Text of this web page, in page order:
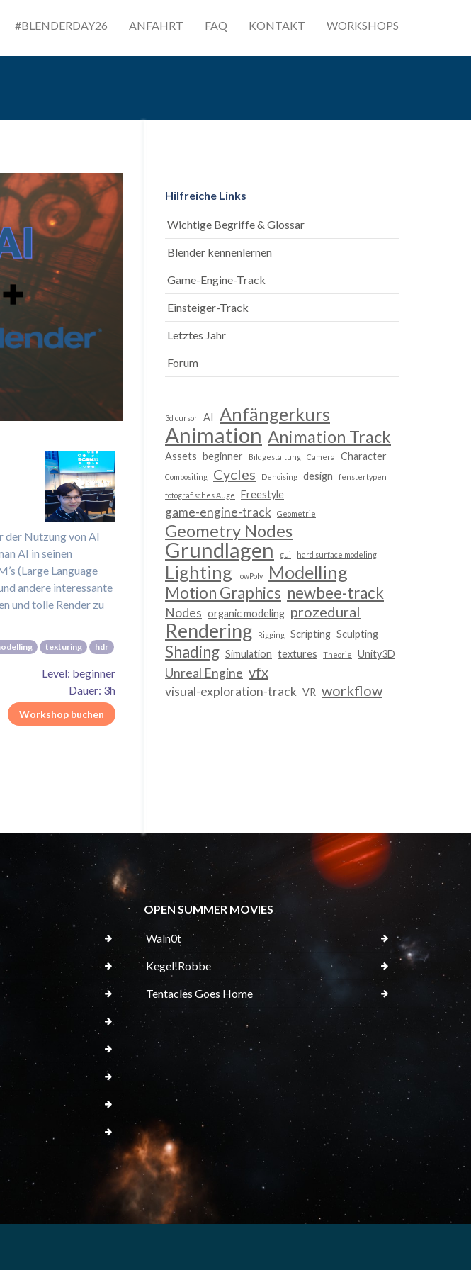
#BLENDERDAY26 ANFAHRT FAQ KONTAKT WORKSHOPS
der Nutzung von AI
AI in seinen
(Large Language
andere interessante
und tolle Render zu
texturing hdr
Level: beginner
Dauer: 3h
Workshop buchen
Hilfreiche Links
Wichtige Begriffe & Glossar
Blender kennenlernen
Game-Engine-Track
Einsteiger-Track
Letztes Jahr
Forum
3d cursor AI Anfängerkurs
Animation Animation Track
Assets beginner Bildgestaltung Camera Character
Compositing Cycles Denoising design
fenstertypen
fotografisches Auge
Freestyle
game-engine-track Geometrie
Geometry Nodes
Grundlagen gui hard surface modeling
Lighting lowPoly Modelling
Motion Graphics newbee-track
Nodes organic modeling prozedural
Rendering Rigging Scripting Sculpting
Shading Simulation textures Theorie Unity3D
Unreal Engine vfx
visual-exploration-track VR workflow
OPEN SUMMER MOVIES
Waln0t
Kegel!Robbe
Tentacles Goes Home